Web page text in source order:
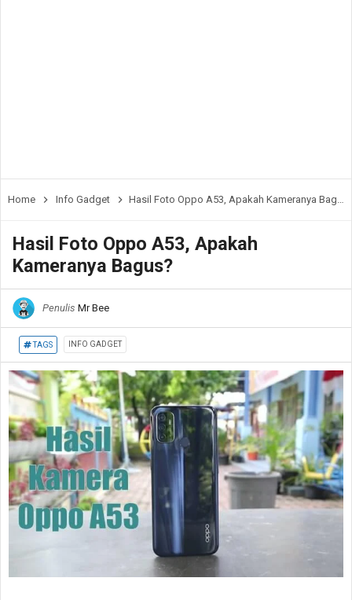
Home Info Gadget Hasil Foto Oppo A53, Apakah Kameranya Bagus?
Hasil Foto Oppo A53, Apakah
Kameranya Bagus?
Penulis Mr Bee
TAGS INFO GADGET